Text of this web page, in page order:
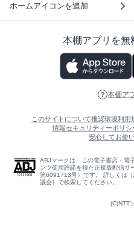
ホームアイコンを追加
本棚アプリを無
本棚ア
このサイトについて推奨環境利用
情報セキュリティーポリシ
安心してお使
ABJマークは、この電子書店・電
ンツ使用許諾を得た正規版配信サ
第6091713号）です。 詳しくは
議会］で検索してください。
(C)NTT